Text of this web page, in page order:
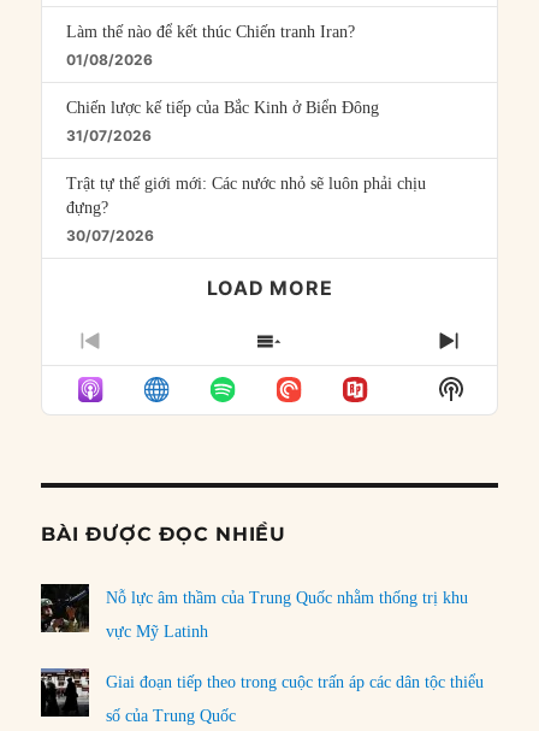
Làm thế nào để kết thúc Chiến tranh Iran?
01/08/2026
Chiến lược kế tiếp của Bắc Kinh ở Biển Đông
31/07/2026
Trật tự thế giới mới: Các nước nhỏ sẽ luôn phải chịu
đựng?
30/07/2026
LOAD MORE
PREVIOUS
EPISODE
SHOW
EPISODES
LIST
NEXT
Show
Podcast
BÀI ĐƯỢC ĐỌC NHIỀU
Nỗ lực âm thầm của Trung Quốc nhằm thống trị khu
vực Mỹ Latinh
Giai đoạn tiếp theo trong cuộc trấn áp các dân tộc thiểu
số của Trung Quốc